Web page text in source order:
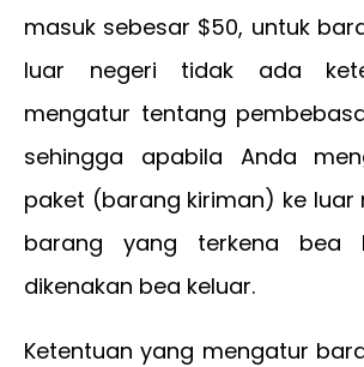
masuk sebesar $50, untuk
luar negeri tidak ada
mengatur tentang
sehingga apabila Anda
paket (barang kiriman) ke luar
barang yang terkena bea
dikenakan bea keluar.
Ketentuan yang mengatur